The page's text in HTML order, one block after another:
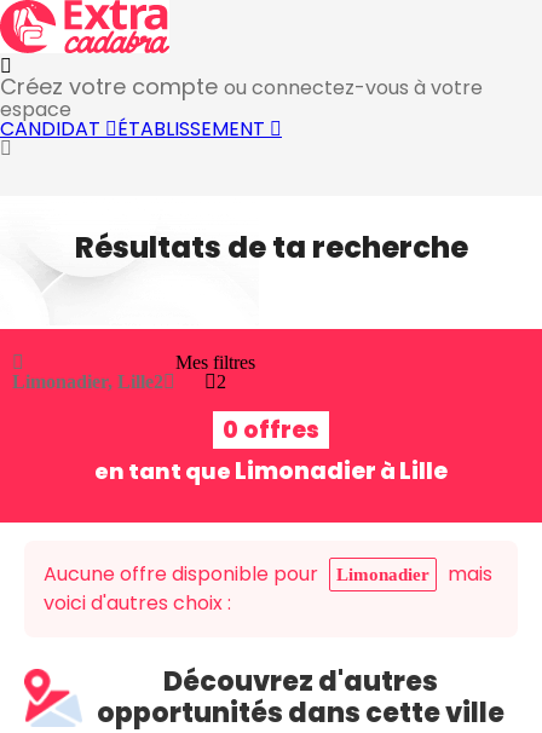
Créez votre compte ou connectez-vous à votre
espace
CANDIDAT ÉTABLISSEMENT
Résultats de ta recherche
Limonadier, Lille2
Mes filtres
2
0 offres
en tant que Limonadier à Lille
Aucune offre disponible pour Limonadier
mais
voici d'autres choix :
Découvrez d'autres
opportunités dans cette ville